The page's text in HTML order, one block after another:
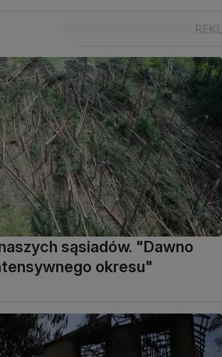
sąsiadów. "Dawno
okresu"